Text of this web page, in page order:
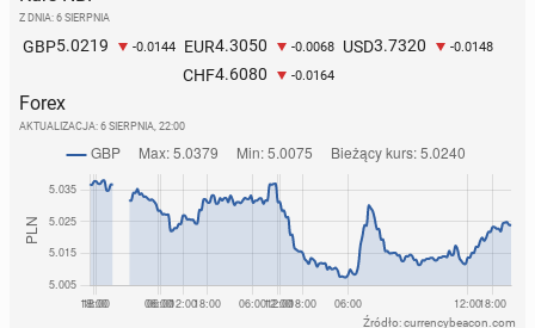
Z DNIA: 6 SIERPNIA
GBP5.0219 -0.0144 EUR4.3050 -0.0068 USD3.7320 -0.0148
CHF4.6080 -0.0164
Forex
AKTUALIZACJA: 6 SIERPNIA, 22:00
Źródło: currencybeacon.com